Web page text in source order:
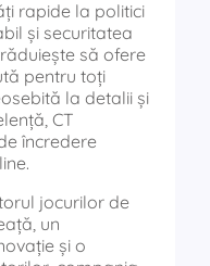
rapide la politici
și securitatea
să ofere
pentru toți
la detalii și
CT
încredere
jocurilor de
un
și o